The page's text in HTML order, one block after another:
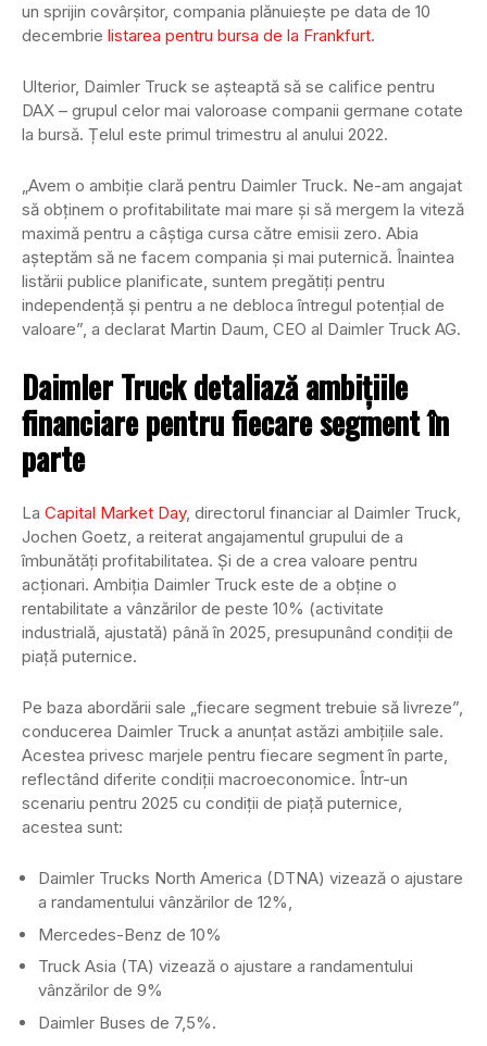
un sprijin covârșitor, compania plănuiește pe data de 10
decembrie listarea pentru bursa de la Frankfurt.
Ulterior, Daimler Truck se așteaptă să se califice pentru
DAX – grupul celor mai valoroase companii germane cotate
la bursă. Țelul este primul trimestru al anului 2022.
„Avem o ambiție clară pentru Daimler Truck. Ne-am angajat
să obținem o profitabilitate mai mare și să mergem la viteză
maximă pentru a câștiga cursa către emisii zero. Abia
așteptăm să ne facem compania și mai puternică. Înaintea
listării publice planificate, suntem pregătiți pentru
independență și pentru a ne debloca întregul potențial de
valoare”, a declarat Martin Daum, CEO al Daimler Truck AG.
Daimler Truck detaliază ambițiile
financiare pentru fiecare segment în
parte
La Capital Market Day, directorul financiar al Daimler Truck,
Jochen Goetz, a reiterat angajamentul grupului de a
îmbunătăți profitabilitatea. Și de a crea valoare pentru
acționari. Ambiția Daimler Truck este de a obține o
rentabilitate a vânzărilor de peste 10% (activitate
industrială, ajustată) până în 2025, presupunând condiții de
piață puternice.
Pe baza abordării sale „fiecare segment trebuie să livreze”,
conducerea Daimler Truck a anunțat astăzi ambițiile sale.
Acestea privesc marjele pentru fiecare segment în parte,
reflectând diferite condiții macroeconomice. Într-un
scenariu pentru 2025 cu condiții de piață puternice,
acestea sunt:
Daimler Trucks North America (DTNA) vizează o ajustare
a randamentului vânzărilor de 12%,
Mercedes-Benz de 10%
Truck Asia (TA) vizează o ajustare a randamentului
vânzărilor de 9%
Daimler Buses de 7,5%.